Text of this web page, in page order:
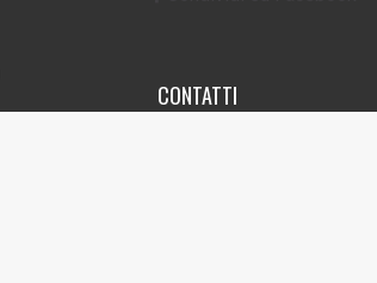
CONTATTI